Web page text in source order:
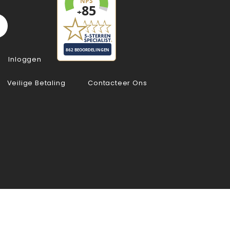
Inloggen
Veilige Betaling Contacteer Ons